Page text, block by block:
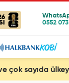
çok sayıda